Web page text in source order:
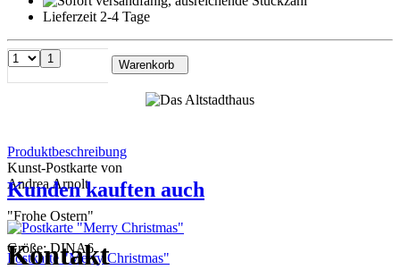
Lieferzeit 2-4 Tage
1 Warenkorb
Produktbeschreibung
Kunst-Postkarte von
Andrea Arnolt
"Frohe Ostern"
Größe: DINA6
Kunden kauften auch
Postkarte "Merry Christmas"
Kontakt